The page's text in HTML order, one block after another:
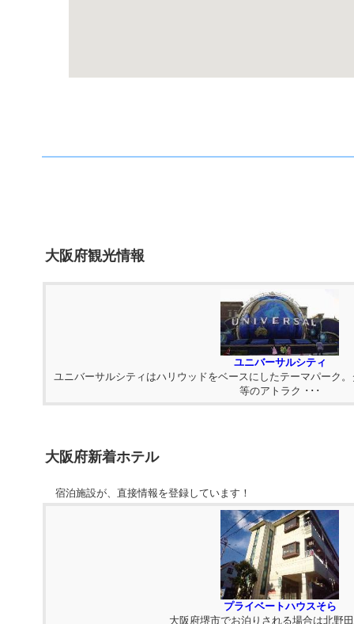
大阪府観光情報
ユニバーサルシティ
ユニバーサルシティはハリウッドをベースにしたテーマパーク
等のアトラク ･･･
大阪府新着ホテル
宿泊施設が、直接情報を登録しています！
プライベートハウスそら
大阪府堺市でお泊りされる場合は北野